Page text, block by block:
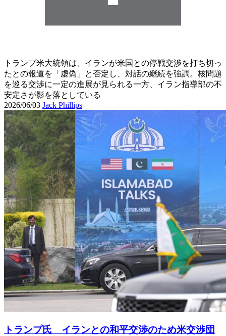
トランプ米大統領は、イランが米国との停戦交渉を打ち切っ
たとの報道を「虚偽」と否定し、対話の継続を強調。核問題
を巡る交渉に一定の進展が見られる一方、イラン指導部の不
安定さが影を落としている
2026/06/03 Jack Phillips
トランプ氏 イランとの和平交渉のため米交渉団